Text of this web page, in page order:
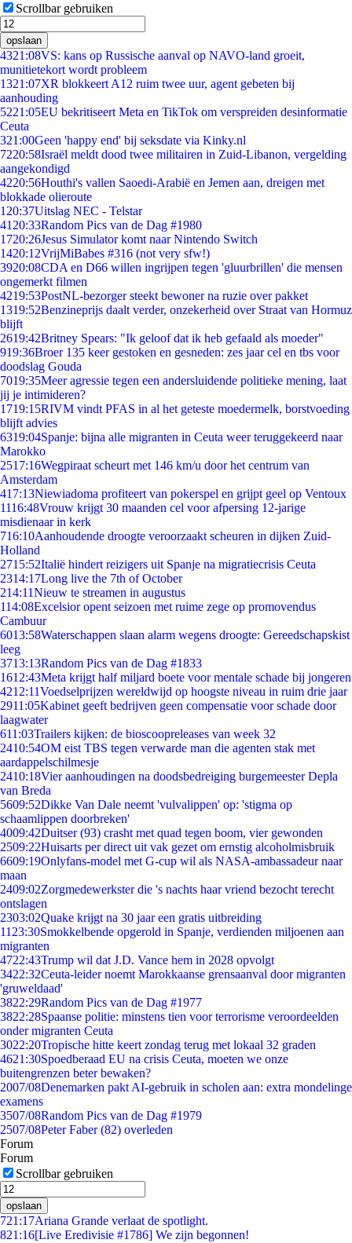
Scrollbar gebruiken
opslaan
4321:08VS: kans op Russische aanval op NAVO-land groeit,
munitietekort wordt probleem
1321:07XR blokkeert A12 ruim twee uur, agent gebeten bij
aanhouding
5221:05EU bekritiseert Meta en TikTok om verspreiden desinformatie
Ceuta
321:00Geen 'happy end' bij seksdate via Kinky.nl
7220:58Israël meldt dood twee militairen in Zuid-Libanon, vergelding
aangekondigd
4220:56Houthi's vallen Saoedi-Arabië en Jemen aan, dreigen met
blokkade olieroute
1 20:37Uitslag NEC - Telstar
41 20:33Random Pics van de Dag #1980
1720:26Jesus Simulator komt naar Nintendo Switch
1420:12VrijMiBabes #316 (not very sfw!)
3920:08CDA en D66 willen ingrijpen tegen 'gluurbrillen' die mensen
ongemerkt filmen
4219:53PostNL-bezorger steekt bewoner na ruzie over pakket
1319:52Benzineprijs daalt verder, onzekerheid over Straat van Hormuz
blijft
2619:42Britney Spears: "Ik geloof dat ik heb gefaald als moeder"
919:36Broer 135 keer gestoken en gesneden: zes jaar cel en tbs voor
doodslag Gouda
7019:35Meer agressie tegen een andersluidende politieke mening, laat
jij je intimideren?
1719:15RIVM vindt PFAS in al het geteste moedermelk, borstvoeding
blijft advies
6319:04Spanje: bijna alle migranten in Ceuta weer teruggekeerd naar
Marokko
2517:16Wegpiraat scheurt met 146 km/u door het centrum van
Amsterdam
417:13Niewiadoma profiteert van pokerspel en grijpt geel op Ventoux
1116:48Vrouw krijgt 30 maanden cel voor afpersing 12-jarige
misdienaar in kerk
716:10Aanhoudende droogte veroorzaakt scheuren in dijken Zuid-
Holland
2715:52Italië hindert reizigers uit Spanje na migratiecrisis Ceuta
2314:17Long live the 7th of October
214:11Nieuw te streamen in augustus
114:08Excelsior opent seizoen met ruime zege op promovendus
Cambuur
6013:58Waterschappen slaan alarm wegens droogte: Gereedschapskist
leeg
3713:13Random Pics van de Dag #1833
1612:43Meta krijgt half miljard boete voor mentale schade bij jongeren
4212:11Voedselprijzen wereldwijd op hoogste niveau in ruim drie jaar
2911:05Kabinet geeft bedrijven geen compensatie voor schade door
laagwater
611:03Trailers kijken: de bioscoopreleases van week 32
2410:54OM eist TBS tegen verwarde man die agenten stak met
aardappelschilmesje
2410:18Vier aanhoudingen na doodsbedreiging burgemeester Depla
van Breda
5609:52Dikke Van Dale neemt 'vulvalippen' op: 'stigma op
schaamlippen doorbreken'
4009:42Duitser (93) crasht met quad tegen boom, vier gewonden
2509:22Huisarts per direct uit vak gezet om ernstig alcoholmisbruik
6609:19Onlyfans-model met G-cup wil als NASA-ambassadeur naar
maan
2409:02Zorgmedewerkster die 's nachts haar vriend bezocht terecht
ontslagen
2303:02Quake krijgt na 30 jaar een gratis uitbreiding
11 23:30Smokkelbende opgerold in Spanje, verdienden miljoenen aan
migranten
4722:43Trump wil dat J.D. Vance hem in 2028 opvolgt
3422:32Ceuta-leider noemt Marokkaanse grensaanval door migranten
'gruweldaad'
3822:29Random Pics van de Dag #1977
3822:28Spaanse politie: minstens tien voor terrorisme veroordeelden
onder migranten Ceuta
3022:20Tropische hitte keert zondag terug met lokaal 32 graden
4621:30Spoedberaad EU na crisis Ceuta, moeten we onze
buitengrenzen beter bewaken?
2007/08Denemarken pakt AI-gebruik in scholen aan: extra mondelinge
examens
3507/08Random Pics van de Dag #1979
2507/08Peter Faber (82) overleden
Forum
Forum
Scrollbar gebruiken
opslaan
721:17Ariana Grande verlaat de spotlight.
821:16[Live Eredivisie #1786] We zijn begonnen!